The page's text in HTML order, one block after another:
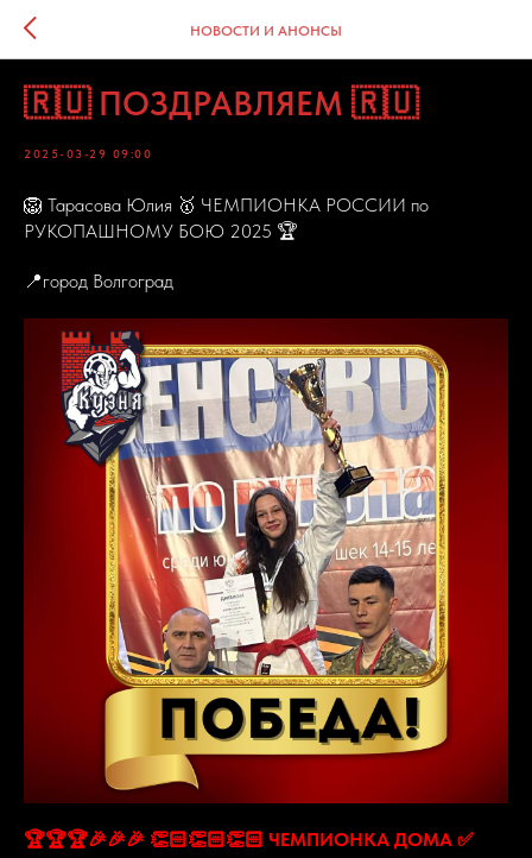
НОВОСТИ И АНОНСЫ
🇷🇺 ПОЗДРАВЛЯЕМ 🇷🇺
2025-03-29 09:00
🦁 Тарасова Юлия 🥇 ЧЕМПИОНКА РОССИИ по
РУКОПАШНОМУ БОЮ 2025 🏆
📍город Волгоград
🏆🏆🏆🎉🎉🎉 👏🏻👏🏻👏🏻 ЧЕМПИОНКА ДОМА ✅